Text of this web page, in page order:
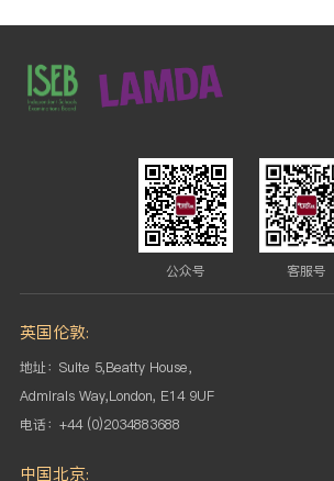
公众号 客服号
英国伦敦:
地址：Suite 5,Beatty House，
Admirals Way,London, E14 9UF
电话：+44 (0)2034883688
中国北京: